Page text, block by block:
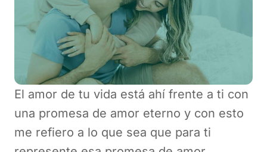
El amor de tu vida está ahí frente a ti con
una promesa de amor eterno y con esto
me refiero a lo que sea que para ti